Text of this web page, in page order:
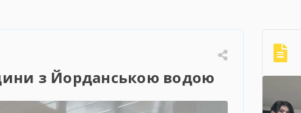
з Йорданською водою